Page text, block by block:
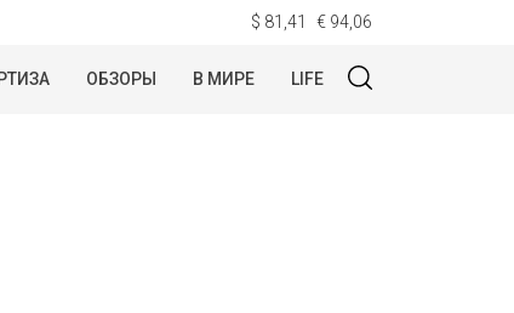
$ 81,41 € 94,06
ОБЗОРЫ В МИРЕ LIFE